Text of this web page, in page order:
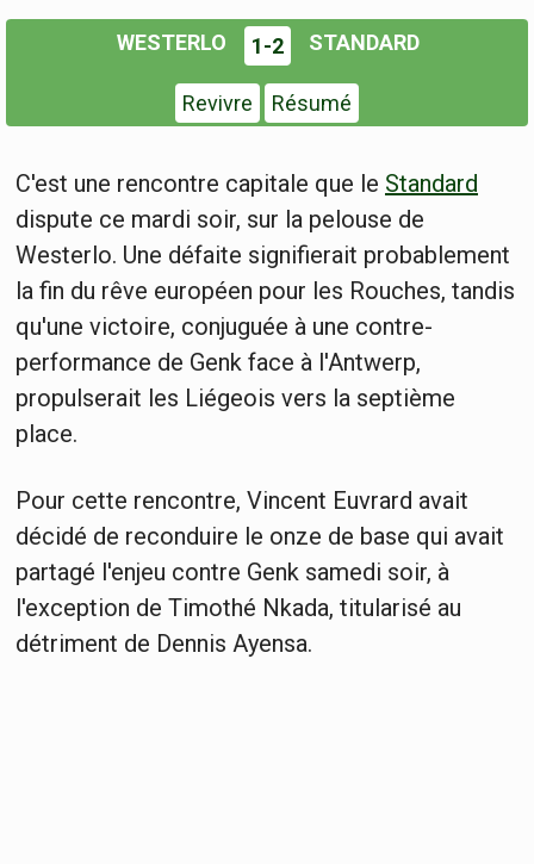
WESTERLO 1-2 STANDARD
Revivre Résumé
C'est une rencontre capitale que le Standard
dispute ce mardi soir, sur la pelouse de
Westerlo. Une défaite signifierait probablement
la fin du rêve européen pour les Rouches, tandis
qu'une victoire, conjuguée à une contre-
performance de Genk face à l'Antwerp,
propulserait les Liégeois vers la septième
place.
Pour cette rencontre, Vincent Euvrard avait
décidé de reconduire le onze de base qui avait
partagé l'enjeu contre Genk samedi soir, à
l'exception de Timothé Nkada, titularisé au
détriment de Dennis Ayensa.